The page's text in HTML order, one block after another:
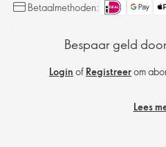
Betaalmethoden:
Bespaar geld
Login of Registreerom
Lees